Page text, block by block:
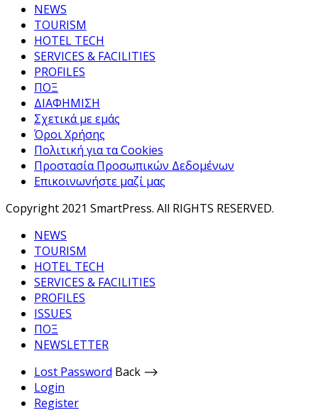
NEWS
TOURISM
HOTEL TECH
SERVICES & FACILITIES
PROFILES
ΠΟΞ
ΔΙΑΦΗΜΙΣΗ
Σχετικά με εμάς
Όροι Χρήσης
Πολιτική για τα Cookies
Προστασία Προσωπικών Δεδομένων
Επικοινωνήστε μαζί μας
Copyright 2021 SmartPress. All RIGHTS RESERVED.
NEWS
TOURISM
HOTEL TECH
SERVICES & FACILITIES
PROFILES
ISSUES
ΠΟΞ
NEWSLETTER
Lost Password Back ⟶
Login
Register